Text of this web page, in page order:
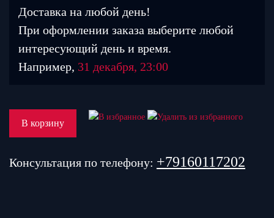
Доставка на любой день!
При оформлении заказа выберите любой
интересующий день и время.
Например, 31 декабря, 23:00
В корзину
Консультация по телефону: +79160117202